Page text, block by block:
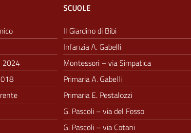
2024
SCUOLE
Il Giardino di Bibi
Infanzia A. Gabelli
Montessori – via Simpatica
Primaria A. Gabelli
Primaria E. Pestalozzi
G. Pascoli – via del Fosso
G. Pascoli – via Cotani